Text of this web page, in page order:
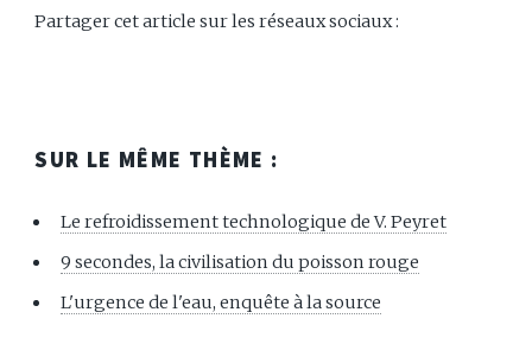
Partager cet article sur les réseaux sociaux :
SUR LE MÊME THÈME :
Le refroidissement technologique de V. Peyret
9 secondes, la civilisation du poisson rouge
L'urgence de l'eau, enquête à la source